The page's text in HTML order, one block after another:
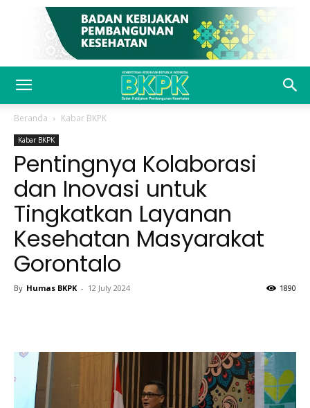
Beranda Kabar BKPK
Kabar BKPK
Pentingnya Kolaborasi
dan Inovasi untuk
Tingkatkan Layanan
Kesehatan Masyarakat
Gorontalo
By Humas BKPK - 12 July 2024 1890